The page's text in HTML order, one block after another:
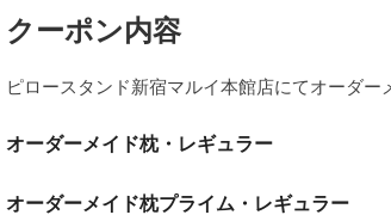
クーポン内容
ピロースタンド新宿マルイ本館店にてオーダ
オーダーメイド枕・レギュラー
オーダーメイド枕プライム・レギュラー